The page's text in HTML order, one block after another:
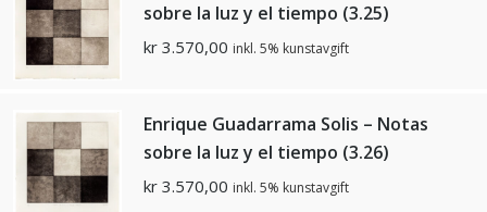
sobre la luz y el tiempo (3.25)
kr 3.570,00 inkl. 5% kunstavgift
Enrique Guadarrama Solis – Notas
sobre la luz y el tiempo (3.26)
kr 3.570,00 inkl. 5% kunstavgift